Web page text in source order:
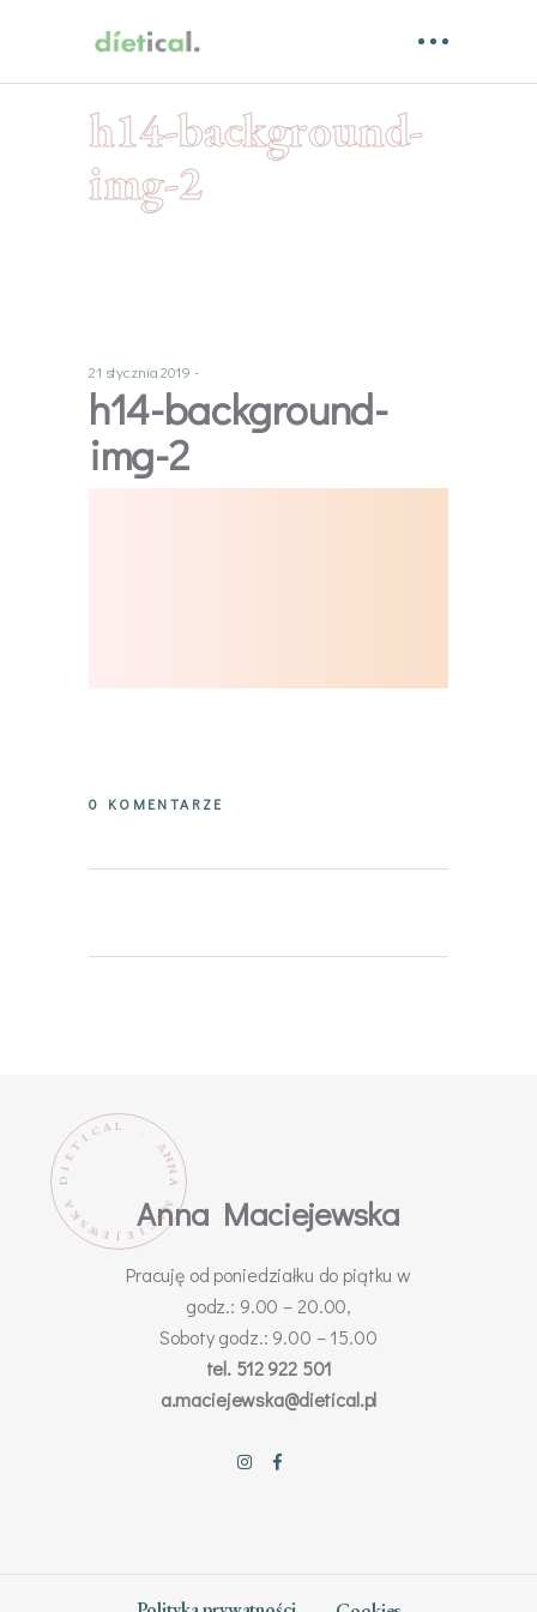
h14-background-
img-2
21 stycznia 2019
h14-background-
img-2
0 KOMENTARZE
D
I
E
T
I C A L
A
N
N
A
M
A
C
I
E
J
E
W
S
K
A Anna Maciejewska
Pracuję od poniedziałku do piątku w
godz.: 9.00 – 20.00,
Soboty godz.: 9.00 – 15.00
tel. 512 922 501
a.maciejewska@dietical.pl